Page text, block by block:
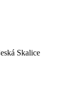
Skalice